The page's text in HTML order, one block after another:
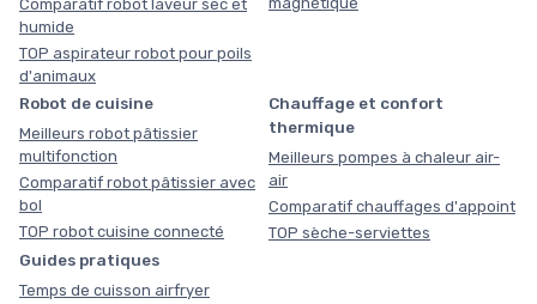
Comparatif robot laveur sec et
humide
TOP aspirateur robot pour poils
d'animaux
Robot de cuisine
Meilleurs robot pâtissier
multifonction
Comparatif robot pâtissier avec
bol
TOP robot cuisine connecté
Chauffage et confort
thermique
Meilleurs pompes à chaleur air-
air
Comparatif chauffages d'appoint
TOP sèche-serviettes
Guides pratiques
Temps de cuisson airfryer